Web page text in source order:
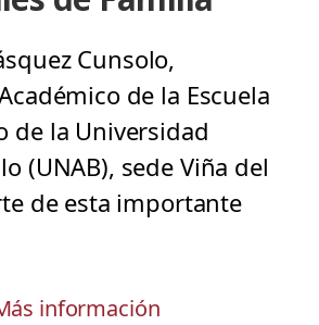
Cunsolo,
de la Escuela
de la Universidad
(UNAB), sede Viña del
de esta importante
información